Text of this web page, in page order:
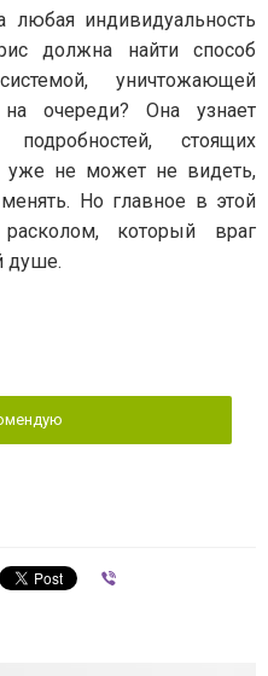
любая индивидуальность
должна найти способ
уничтожающей
очереди? Она узнает
стоящих
уже не может не видеть,
Но главное в этой
который враг
душе.